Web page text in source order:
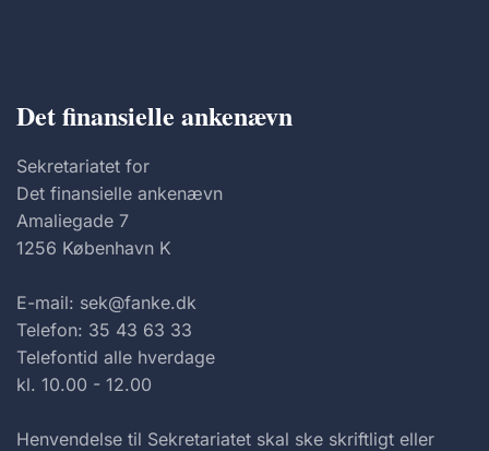
Det finansielle ankenævn
Sekretariatet for
Det finansielle ankenævn
Amaliegade 7
1256 København K
E-mail: sek@fanke.dk
Telefon: 35 43 63 33
Telefontid alle hverdage
kl. 10.00 - 12.00
Henvendelse til Sekretariatet skal ske skriftligt eller